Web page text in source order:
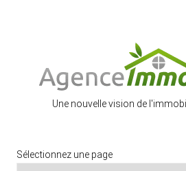
Une nouvelle vision de
Sélectionnez une page